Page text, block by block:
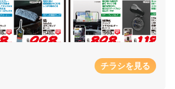
チラシを見る